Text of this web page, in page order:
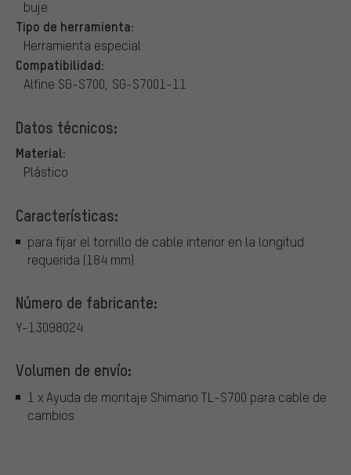
buje
Tipo de herramienta:
Herramienta especial
Compatibilidad:
Alfine SG-S700, SG-S7001-11
Datos técnicos:
Material:
Plástico
Características:
para fijar el tornillo de cable interior en la longitud
requerida (184 mm)
Número de fabricante:
Y-13098024
Volumen de envío:
1 x Ayuda de montaje Shimano TL-S700 para cable de
cambios